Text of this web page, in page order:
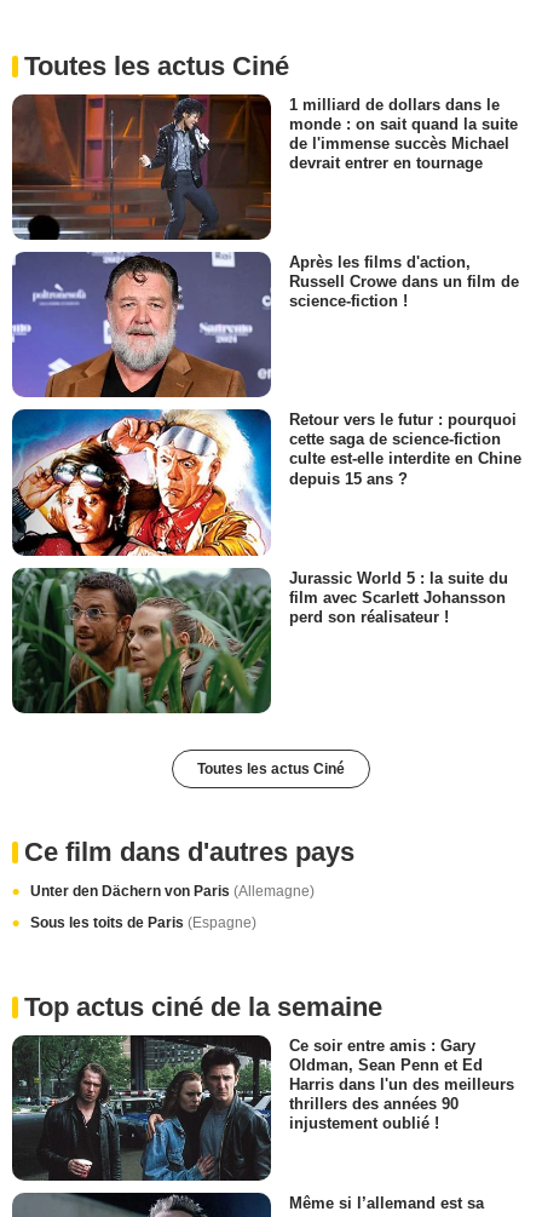
Toutes les actus Ciné
1 milliard de dollars dans le
monde : on sait quand la suite
de l'immense succès Michael
devrait entrer en tournage
Après les films d'action,
Russell Crowe dans un film de
science-fiction !
Retour vers le futur : pourquoi
cette saga de science-fiction
culte est-elle interdite en Chine
depuis 15 ans ?
Jurassic World 5 : la suite du
film avec Scarlett Johansson
perd son réalisateur !
Toutes les actus Ciné
Ce film dans d'autres pays
Unter den Dächern von Paris (Allemagne)
Sous les toits de Paris (Espagne)
Top actus ciné de la semaine
Ce soir entre amis : Gary
Oldman, Sean Penn et Ed
Harris dans l'un des meilleurs
thrillers des années 90
injustement oublié !
Même si l’allemand est sa